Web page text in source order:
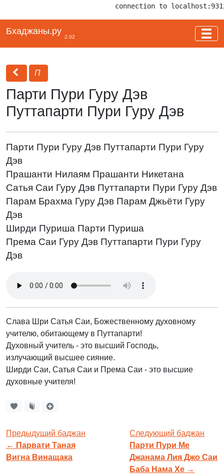
connection to
Бхаджаны.ру
2.02
П
Парти Пури Гуру Дэв
Путтапарти Пури Гуру Дэв
Парти Пури Гуру Дэв Путтапарти Пури Гуру
Дэв
Прашанти Нилаям Прашанти Никетана
Сатья Саи Гуру Дэв Путтапарти Пури Гуру Дэв
Парам Брахма Гуру Дэв Парам Джьёти Гуру
Дэв
Ширди Пуриша Парти Пуриша
Према Саи Гуру Дэв Путтапарти Пури Гуру
Дэв
Слава Шри Сатья Саи, Божественному духовному
учителю, обитающему в Путтапарти!
Духовный учитель - это высший Господь,
излучающий высшее сияние.
Ширди Саи, Сатья Саи и Према Саи - это высшие
духовные учителя!
Предыдущий баджан
← Парвати Таная
Вигна Винащака
Следующий баджан
Парти Пури Ме
Джанама Лия Джо Саи
Баба Нама Хе →